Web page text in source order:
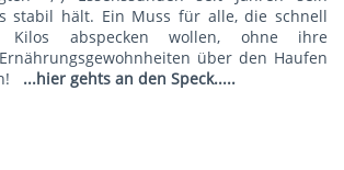
stabil hält. Ein Muss für alle, die schnell
abspecken wollen, ohne ihre
über den Haufen
...hier gehts an den Speck.....